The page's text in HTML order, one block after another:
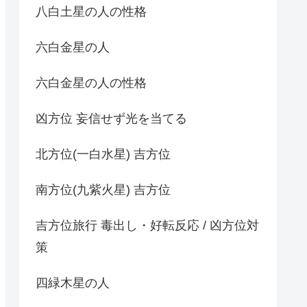
八白土星の人の性格
六白金星の人
六白金星の人の性格
凶方位 妄信せず光を当てる
北方位(一白水星) 吉方位
南方位(九紫火星) 吉方位
吉方位旅行 毒出し・好転反応 / 凶方位対
策
四緑木星の人